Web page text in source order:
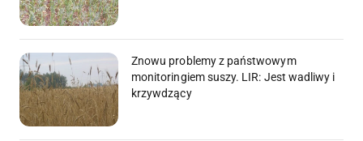
Znowu problemy z państwowym
monitoringiem suszy. LIR: Jest wadliwy i
krzywdzący